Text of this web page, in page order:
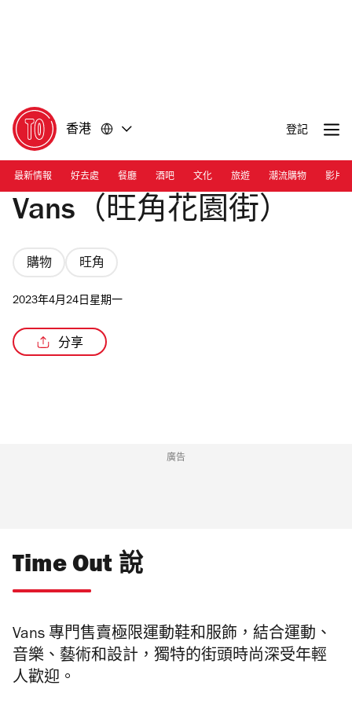
香港 登記
最新情報 好去處 餐廳 酒吧 文化 旅遊 潮流購物 影片
Vans（旺角花園街）
購物 旺角
2023年4月24日星期一
分享
廣告
Time Out 說
Vans 專門售賣極限運動鞋和服飾，結合運動、
音樂、藝術和設計，獨特的街頭時尚深受年輕
人歡迎。